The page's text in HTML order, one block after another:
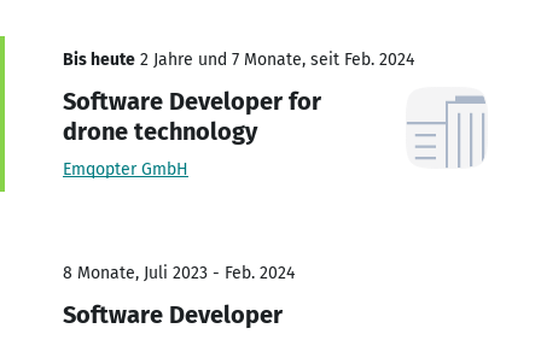
Bis heute 2 Jahre und 7 Monate, seit Feb. 2024
Software Developer for
drone technology
Emqopter GmbH
8 Monate, Juli 2023 - Feb. 2024
Software Developer